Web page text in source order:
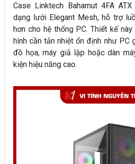
Case Linktech Bahamut 4FA
dạng lưới Elegant Mesh, hỗ trợ
hơn cho hệ thống PC. Thiết kế
hình cần tản nhiệt ổn định như PC
đồ họa, máy giả lập hoặc dàn
kiện hiệu năng cao.